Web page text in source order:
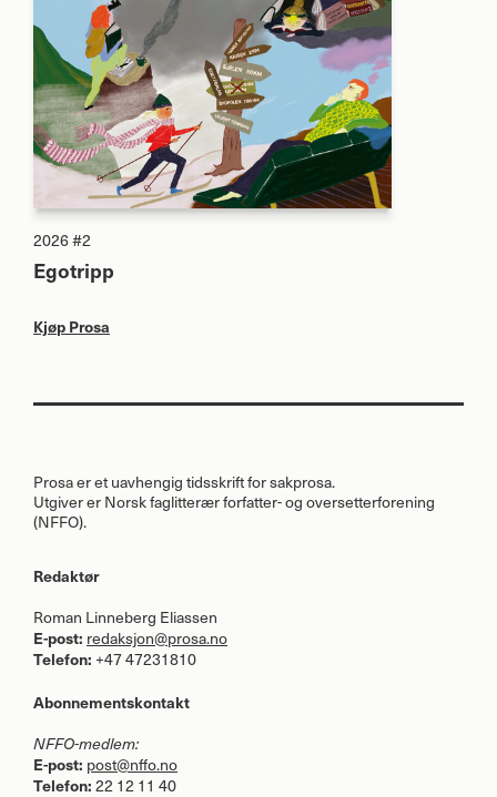
2026 #2
Egotripp
Kjøp Prosa
Prosa er et uavhengig tidsskrift for sakprosa.
Utgiver er Norsk faglitterær forfatter- og oversetterforening
(NFFO).
Redaktør
Roman Linneberg Eliassen
E-post: redaksjon@prosa.no
Telefon: +47 47231810
Abonnementskontakt
NFFO-medlem:
E-post: post@nffo.no
Telefon: 22 12 11 40